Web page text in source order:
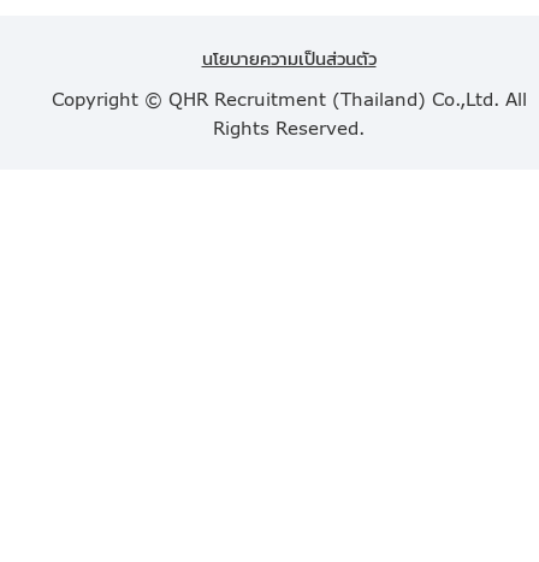
นโยบายความเป็นส่วนตัว
Copyright © QHR Recruitment (Thailand) Co.,Ltd. All
Rights Reserved.